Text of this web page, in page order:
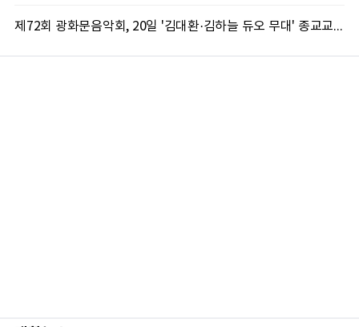
제72회 광화문음악회, 20일 '김대환·김하늘 듀오 무대' 종교교회서 무료 개최